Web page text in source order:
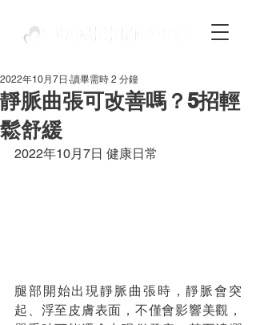
靜脈曲張可改善嗎？5招輕
鬆舒緩
2022年10月7日 讀畢需時 2 分鐘
2022年10月7日 健康日常
腿部開始出現靜脈曲張時，靜脈會突
起、浮至皮膚表面，不僅會影響美觀，